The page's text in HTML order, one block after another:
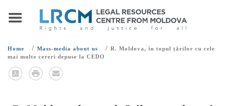
Home / Mass-media about us / R. Moldova, în topul țărilor cu cele
mai multe cereri depuse la CEDO